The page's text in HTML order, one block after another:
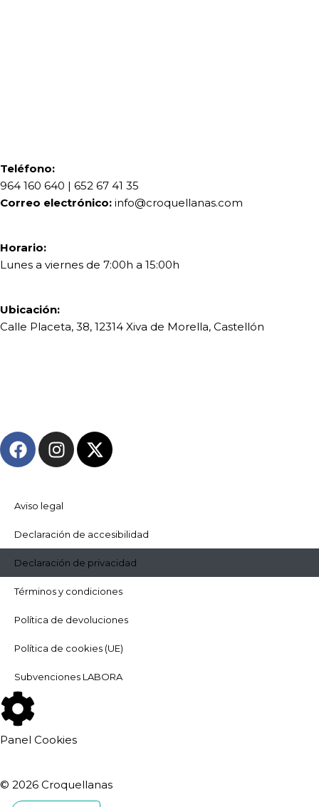
Teléfono:
964 160 640 | 652 67 41 35
Correo electrónico: info@croquellanas.com
Horario:
Lunes a viernes de 7:00h a 15:00h
Ubicación:
Calle Placeta, 38, 12314 Xiva de Morella, Castellón
Aviso legal
Declaración de accesibilidad
Declaración de privacidad
Términos y condiciones
Política de devoluciones
Política de cookies (UE)
Subvenciones LABORA
Panel Cookies
© 2026 Croquellanas